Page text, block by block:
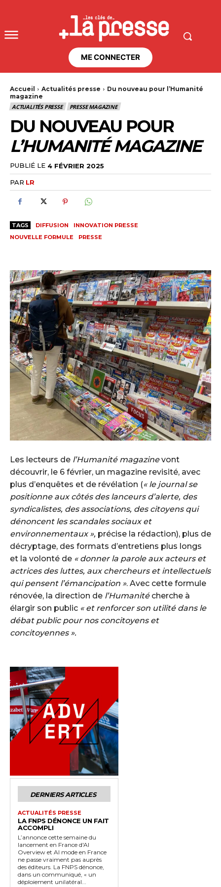
ME CONNECTER
Accueil Actualités presse
Du nouveau pour l’Humanité
magazine
ACTUALITÉS PRESSE
PRESSE MAGAZINE
DU NOUVEAU POUR
L’HUMANITÉ MAGAZINE
PUBLIÉ LE 4 FÉVRIER 2025
PAR LR
TAGS DIFFUSION
INNOVATION PRESSE
NOUVELLE FORMULE
PRESSE
Les lecteurs de l’Humanité magazinevont
découvrir, le 6 février, un magazine revisité, avec
plus d’enquêtes et de révélation (« le journal se
positionne aux côtés des lanceurs d’alerte, des
syndicalistes, des associations, des citoyens qui
dénoncent les scandales sociaux et
environnementaux », précise la rédaction), plus de
décryptage, des formats d’entretiens plus longs
et la volonté de « donner la parole aux acteurs et
actrices des luttes, aux chercheurs et intellectuels
qui pensent l’émancipation ». Avec cette formule
rénovée, la direction de l’Humanitécherche à
élargir son public « et renforcer son utilité dans le
débat public pour nos concitoyens et
concitoyennes ».
DERNIERS ARTICLES
ACTUALITÉS PRESSE
LA FNPS DÉNONCE UN FAIT
ACCOMPLI
L’annonce cette semaine du
lancement en France d'AI
Overview et AI mode en France
ne passe vraiment pas auprès
des éditeurs. La FNPS dénonce,
dans un communiqué, « un
déploiement unilatéral...